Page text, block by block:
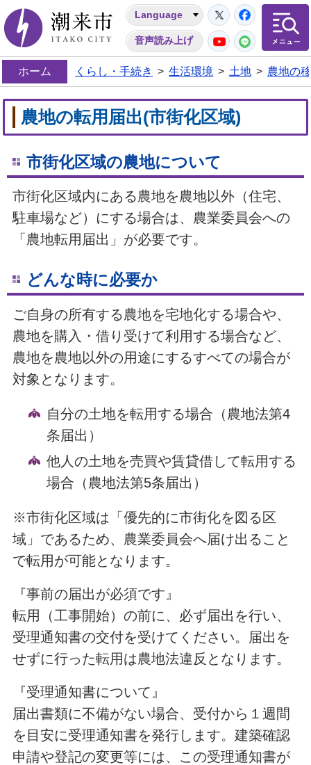
潮来市
Language
音声読み上げ
Twitter
YouTube
LINE
ホーム くらし・手続き > 生活環境 > 土地 > 農地の
農地の転用届出(市街化区域)
市街化区域の農地について
市街化区域内にある農地を農地以外（住宅、
駐車場など）にする場合は、農業委員会への
「農地転用届出」が必要です。
どんな時に必要か
ご自身の所有する農地を宅地化する場合や、
農地を購入・借り受けて利用する場合など、
農地を農地以外の用途にするすべての場合が
対象となります。
自分の土地を転用する場合（農地法第4
条届出）
他人の土地を売買や賃貸借して転用する
場合（農地法第5条届出）
※市街化区域は「優先的に市街化を図る区
域」であるため、農業委員会へ届け出ること
で転用が可能となります。
『事前の届出が必須です』
転用（工事開始）の前に、必ず届出を行い、
受理通知書の交付を受けてください。届出を
せずに行った転用は農地法違反となります。
『受理通知書について』
届出書類に不備がない場合、受付から１週間
を目安に受理通知書を発行します。建築確認
申請や登記の変更等には、この受理通知書が